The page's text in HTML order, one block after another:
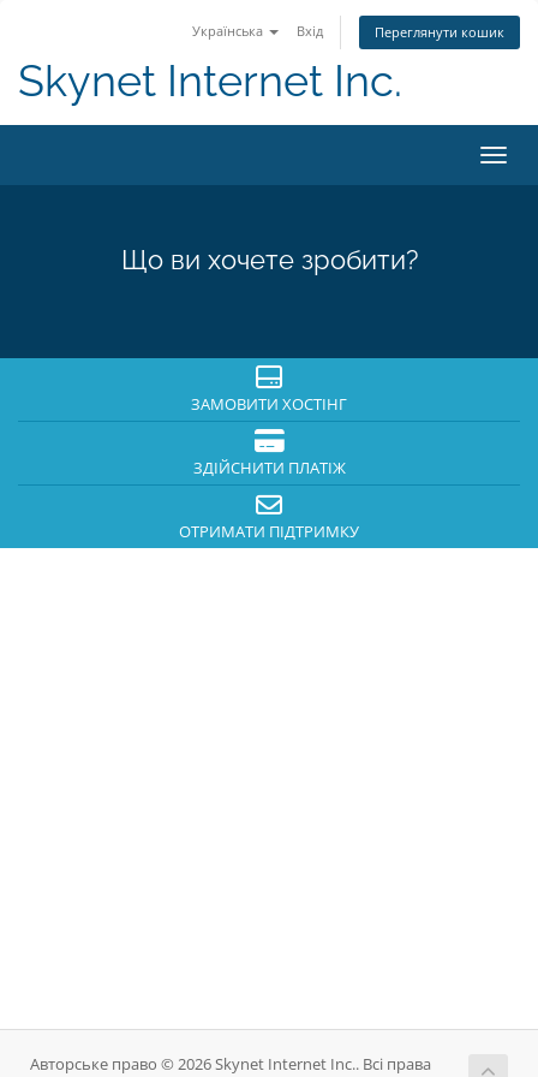
Українська Вхід Переглянути кошик
Skynet Internet Inc.
Що ви хочете зробити?
ЗАМОВИТИ ХОСТІНГ
ЗДІЙСНИТИ ПЛАТІЖ
ОТРИМАТИ ПІДТРИМКУ
Авторське право © 2026 Skynet Internet Inc.. Всі права